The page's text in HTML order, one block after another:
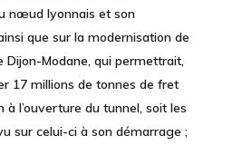
nœud lyonnais et son
que sur la modernisation de
Dijon-Modane, qui permettrait,
17 millions de tonnes de fret
à l’ouverture du tunnel, soit les
sur celui-ci à son démarrage ;